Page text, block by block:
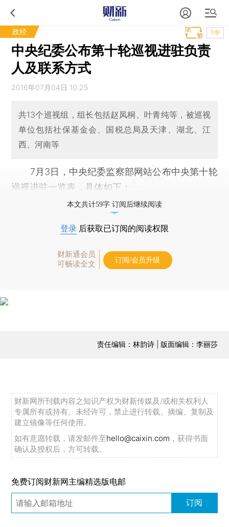
政经 T中
中央纪委公布第十轮巡视进驻负责
人及联系方式
2016年07月04日 10:25
共13个巡视组，组长包括赵凤桐、叶青纯等，被巡视
单位包括社保基金会、国税总局及天津、湖北、江
西、河南等
7月3日，中央纪委监察部网站公布中央第十轮
巡视进驻一览表，具体如下：
本文共计59字 订阅后继续阅读
登录 后获取已订阅的阅读权限
财新通会员
可畅读全文
订阅/会员升级
责任编辑：林韵诗 | 版面编辑：李丽莎
财新网所刊载内容之知识产权为财新传媒及/或相关权利人
专属所有或持有。未经许可，禁止进行转载、摘编、复制及
建立镜像等任何使用。
如有意愿转载，请发邮件至hello@caixin.com ，获得书面
确认及授权后，方可转载。
免费订阅财新网主编精选版电邮
订阅